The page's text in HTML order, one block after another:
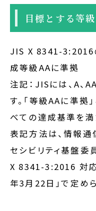
目標とする等級
JIS X 8341-3:2016
成等級AAに準拠
注記：JISには、A、
す。「等級AAに準拠
べての達成基準を満
表記方法は、情報通
セシビリティ基盤委
X 8341-3:2016 対
年3月22日」で定め